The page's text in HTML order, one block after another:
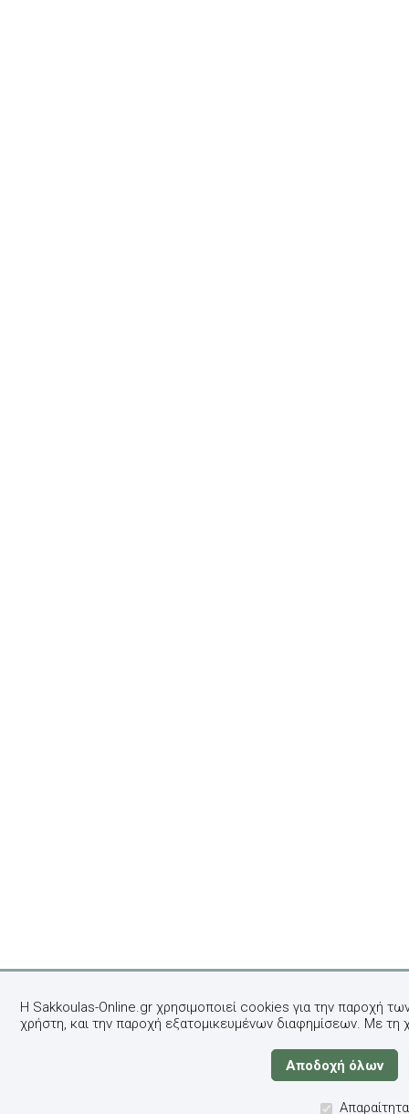
Η Sakkoulas-Online.gr χρησιμοποιεί cookies για την παροχή
χρήστη, και την παροχή εξατομικευμένων διαφημίσεων. Με